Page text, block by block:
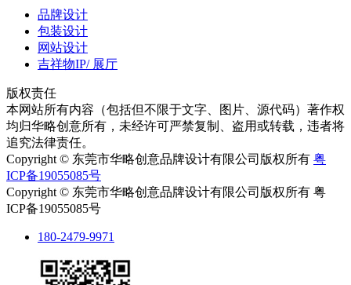
品牌设计
包装设计
网站设计
吉祥物IP/ 展厅
版权责任
本网站所有内容（包括但不限于文字、图片、源代码）著作权
均归华略创意所有，未经许可严禁复制、盗用或转载，违者将
追究法律责任。
Copyright © 东莞市华略创意品牌设计有限公司版权所有 粤
ICP备19055085号
Copyright © 东莞市华略创意品牌设计有限公司版权所有 粤
ICP备19055085号
180-2479-9971